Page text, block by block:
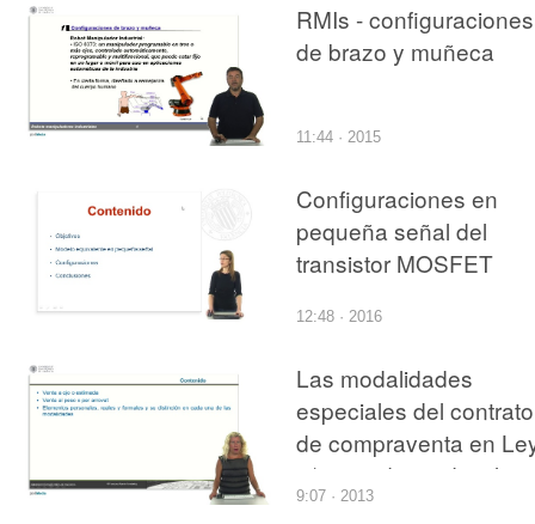
RMIs - configuraciones
de brazo y muñeca
11:44 · 2015
Configuraciones en
pequeña señal del
transistor MOSFET
12:48 · 2016
Las modalidades
especiales del contrato
de compraventa en
3/2013, de 26 de julio,
los contratos y otras
9:07 · 2013